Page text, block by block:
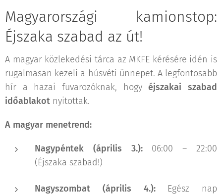
Magyarországi kamionstop:
Éjszaka szabad az út!
A magyar közlekedési tárca az MKFE kérésére idén is
rugalmasan kezeli a húsvéti ünnepet. A legfontosabb
hír a hazai fuvarozóknak, hogyéjszakai szabad
időablakot nyitottak.
A magyar menetrend:
Nagypéntek (április 3.):06:00 – 22:00
(Éjszaka szabad!)
Nagyszombat (április 4.):Egész nap